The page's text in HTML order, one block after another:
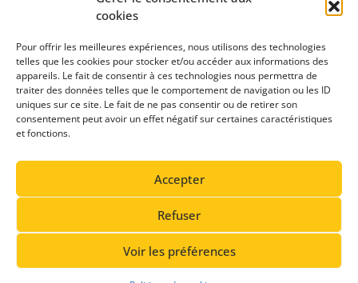
cookies
Pour offrir les meilleures expériences, nous utilisons des technologies
telles que les cookies pour stocker et/ou accéder aux informations des
appareils. Le fait de consentir à ces technologies nous permettra de
traiter des données telles que le comportement de navigation ou les ID
uniques sur ce site. Le fait de ne pas consentir ou de retirer son
consentement peut avoir un effet négatif sur certaines caractéristiques
et fonctions.
Accepter
Refuser
Voir les préférences
En partenariat avec